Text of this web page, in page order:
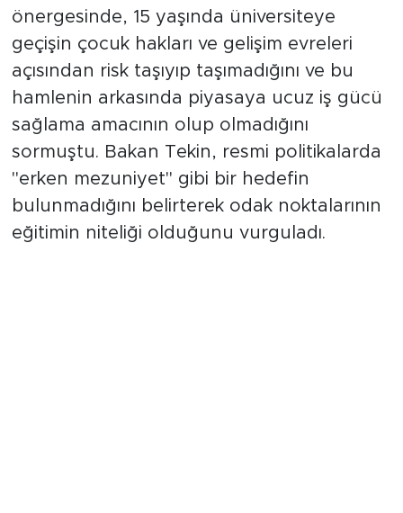
stratejileri hakkında bilgi verdi. Düşünmez
önergesinde, 15 yaşında üniversiteye
geçişin çocuk hakları ve gelişim evreleri
açısından risk taşıyıp taşımadığını ve bu
hamlenin arkasında piyasaya ucuz iş gücü
sağlama amacının olup olmadığını
sormuştu. Bakan Tekin, resmi politikalarda
"erken mezuniyet" gibi bir hedefin
bulunmadığını belirterek odak noktalarının